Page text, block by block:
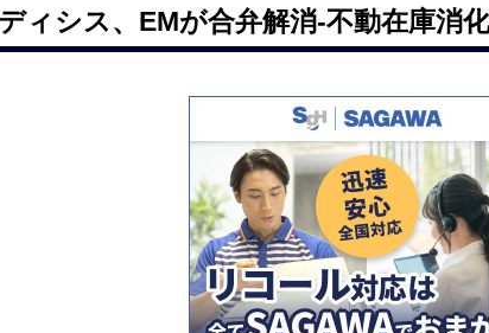
ィシス、EMが合弁解消‐不動在庫消